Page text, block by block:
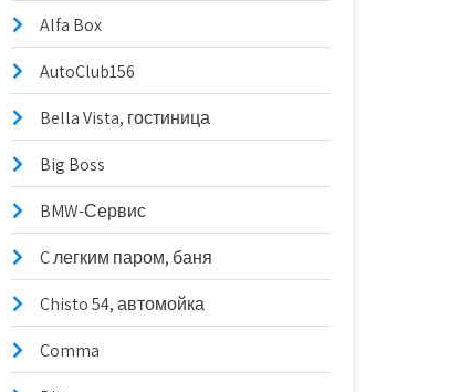
Alfa Box
AutoClub156
Bella Vista, гостиница
Big Boss
BMW-Сервис
C легким паром, баня
Chisto 54, автомойка
Comma